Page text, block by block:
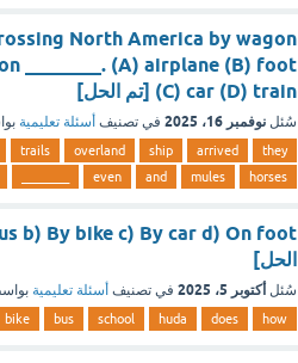
North America by wagon
________. (A) airplane (B) foot
(C) car (D) train [تم الحل]
سُئل نوفمبر 16، 2025 في تصنيف أسئلة تعليمية
they
arrived
ship
overland
trails
horses
mules
and
even
الحل]
سُئل أكتوبر 5، 2025 في تصنيف أسئلة تعليمية
how
does
huda
school
bus
bike